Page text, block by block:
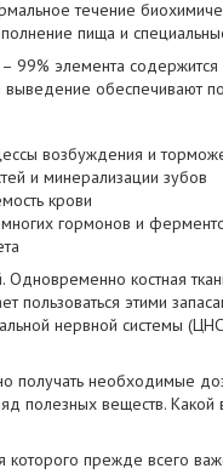
течение
пища и
элемента
выведение обеспечивают
возбуждения и
и минерализации зубов
крови
гормонов и
Одновременно костная
пользоваться этими
нервной системы
получать необходимые
полезных веществ.
которого прежде всего